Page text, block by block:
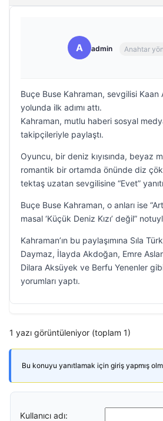
A admin Anahtar
Buçe Buse Kahraman, sevgilisi Kaan
yolunda ilk adımı attı.
Kahraman, mutlu haberi sosyal
takipçileriyle paylaştı.
Oyuncu, bir deniz kıyısında, beyaz
romantik bir ortamda önünde diz
tektaş uzatan sevgilisine “Evet”
Buçe Buse Kahraman, o anları ise
masal ‘Küçük Deniz Kızı’ değil”
Kahraman’ın bu paylaşımına Sıla
Daymaz, İlayda Akdoğan, Emre
Dilara Aksüyek ve Berfu Yenenler
yorumları yaptı.
1 yazı görüntüleniyor (toplam 1)
Bu konuyu yanıtlamak için giriş yapmış
Kullanıcı adı: